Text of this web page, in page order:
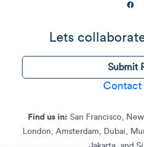
Lets
Submit
Contact
Find us in: San Francisco,
London, Amsterdam, Dubai,